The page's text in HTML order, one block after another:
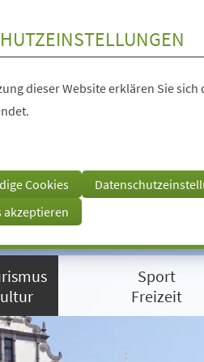
dieser Website erklären Sie
Cookies
akzeptieren
Sport
Freizeit